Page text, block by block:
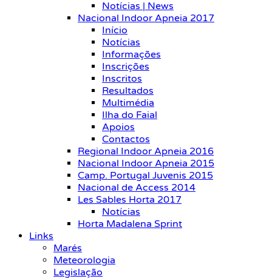
Notícias | News
Nacional Indoor Apneia 2017
Início
Notícias
Informações
Inscrições
Inscritos
Resultados
Multimédia
Ilha do Faial
Apoios
Contactos
Regional Indoor Apneia 2016
Nacional Indoor Apneia 2015
Camp. Portugal Juvenis 2015
Nacional de Access 2014
Les Sables Horta 2017
Notícias
Horta Madalena Sprint
Links
Marés
Meteorologia
Legislação